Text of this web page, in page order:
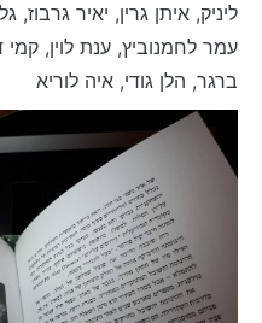
ליניק, איתן גרין, יאיר
עמר לחמנוביץ, ענת לוין,
ברגר, הלן גודי, איה לוריא